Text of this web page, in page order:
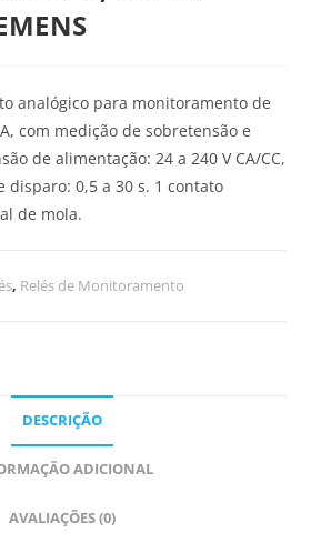
analógico para monitoramento de
com medição de sobretensão e
de alimentação: 24 a 240 V CA/CC,
disparo: 0,5 a 30 s. 1 contato
de mola.
, Relés de Monitoramento
DESCRIÇÃO
ADICIONAL
AVALIAÇÕES (0)